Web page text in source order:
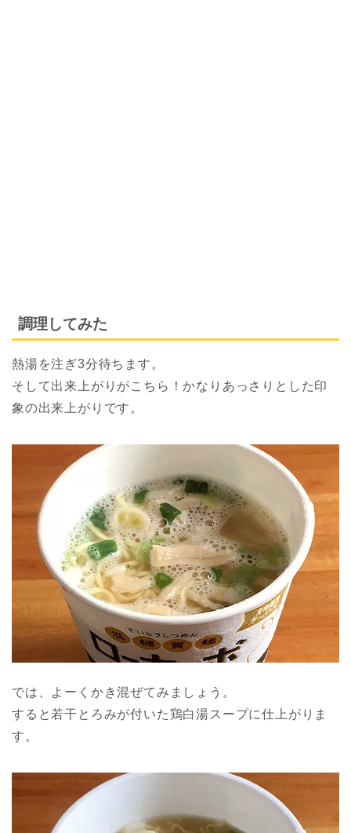
調理してみた
熱湯を注ぎ3分待ちます。
そして出来上がりがこちら！かなりあっさりとした印
象の出来上がりです。
では、よーくかき混ぜてみましょう。
すると若干とろみが付いた鶏白湯スープに仕上がりま
す。